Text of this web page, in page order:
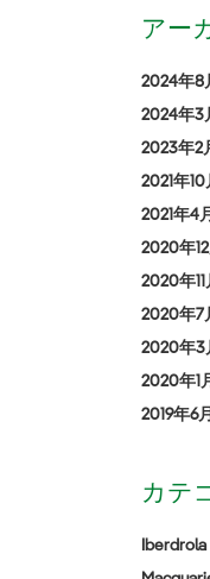
アー
2024年8
2024年3
2023年2
2021年10
2021年4月
2020年12
2020年11
2020年7
2020年3
2020年1
2019年6月
カテ
Iberdrola